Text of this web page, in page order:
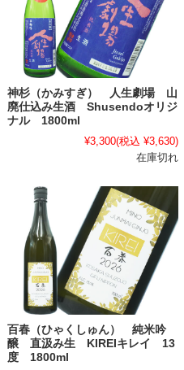
神杉（かみすぎ） 人生劇場 山
廃仕込み生酒 Shusendoオリジ
ナル 1800ml
¥3,300(税込 ¥3,630)
在庫切れ
百春（ひゃくしゅん） 純米吟
醸 直汲み生 KIREIキレイ 13
度 1800ml